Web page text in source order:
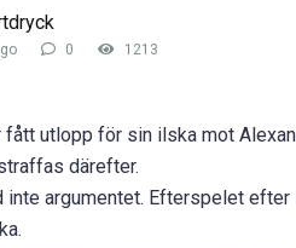
0 1213
fått utlopp för sin ilska mot
därefter.
inte argumentet. Efterspelet